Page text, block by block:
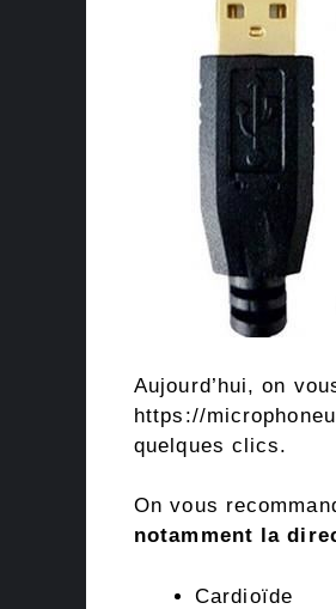
Aujourd’hui, on
https://
quelques clics.
On vous
notamment la
Cardioïde